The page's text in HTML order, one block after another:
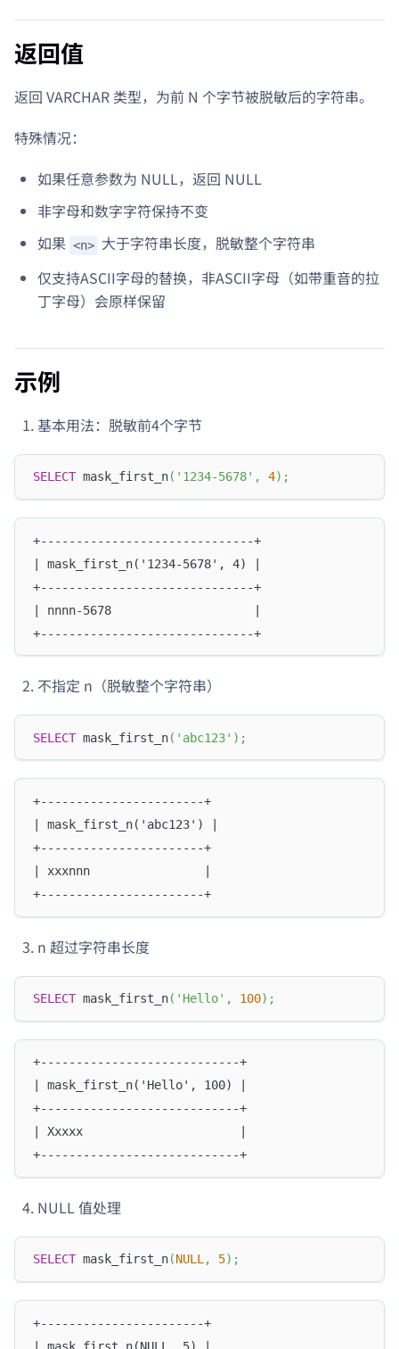
返回值
返回 VARCHAR 类型，为前 N 个字节被脱敏后的字符串。
特殊情况：
如果任意参数为 NULL，返回 NULL
非字母和数字字符保持不变
如果 <n> 大于字符串长度，脱敏整个字符串
仅支持ASCII字母的替换，非ASCII字母（如带重音的拉
丁字母）会原样保留
示例
基本用法：脱敏前4个字节
SELECT mask_first_n( '1234-5678' , 4) ;
+------------------------------+
| mask_first_n('1234-5678', 4) |
+------------------------------+
| nnnn-5678                    |
+------------------------------+
不指定 n（脱敏整个字符串）
SELECT mask_first_n( 'abc123' ) ;
+-----------------------+
| mask_first_n('abc123') |
+-----------------------+
| xxxnnn                |
+-----------------------+
n 超过字符串长度
SELECT mask_first_n( 'Hello' , 100) ;
+----------------------------+
| mask_first_n('Hello', 100) |
+----------------------------+
| Xxxxx                      |
+----------------------------+
NULL 值处理
SELECT mask_first_n(NULL, 5) ;
+-----------------------+
| mask_first_n(NULL, 5) |